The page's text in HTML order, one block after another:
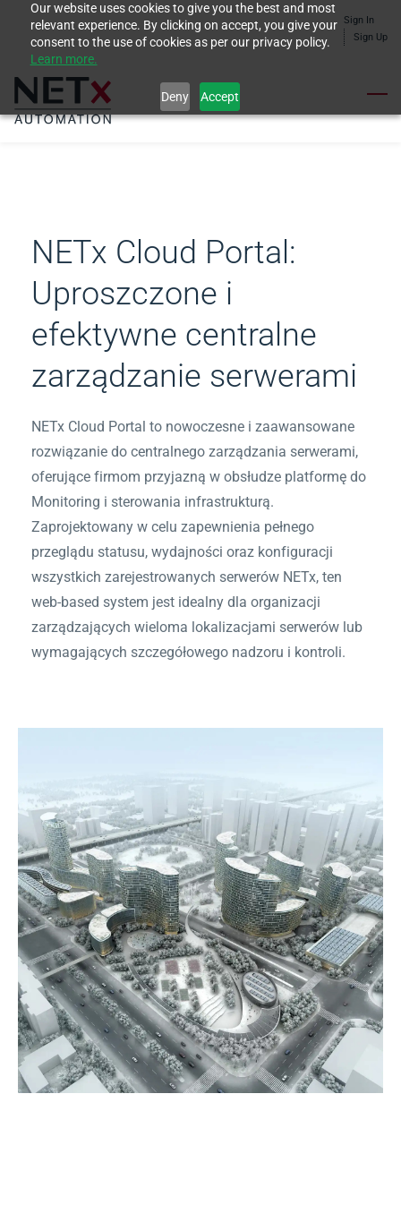
Our website uses cookies to give you the best and most
relevant experience. By clicking on accept, you give your
consent to the use of cookies as per our privacy policy.
Learn more.
Deny Accept
main
content
Sign In
Sign Up
NETx Cloud Portal:
Uproszczone i
efektywne centralne
zarządzanie serwerami
NETx Cloud Portal to nowoczesne i zaawansowane
rozwiązanie do centralnego zarządzania serwerami,
oferujące firmom przyjazną w obsłudze platformę do
Monitoring i sterowania infrastrukturą.
Zaprojektowany w celu zapewnienia pełnego
przeglądu statusu, wydajności oraz konfiguracji
wszystkich zarejestrowanych serwerów NETx, ten
web-based system jest idealny dla organizacji
zarządzających wieloma lokalizacjami serwerów lub
wymagających szczegółowego nadzoru i kontroli.